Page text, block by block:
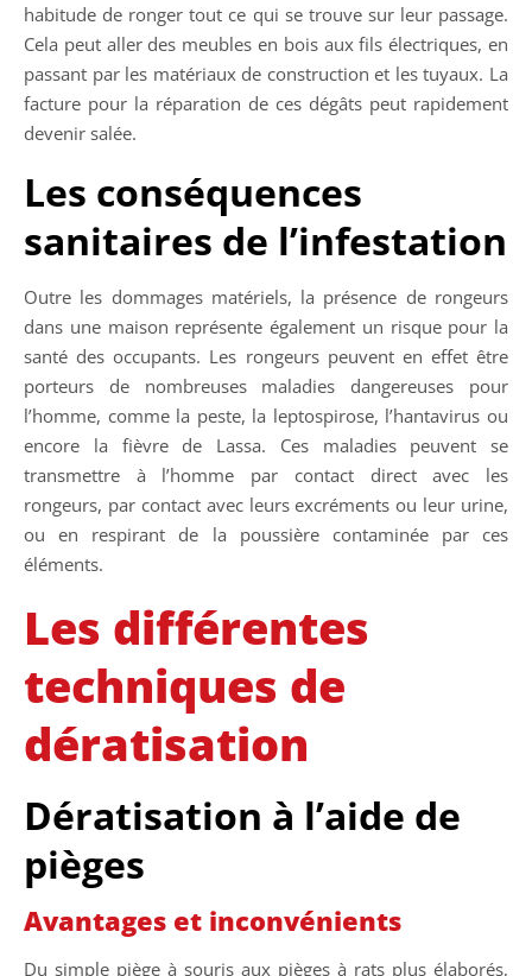
habitude de ronger tout ce qui se trouve sur leur passage.
Cela peut aller des meubles en bois aux fils électriques, en
passant par les matériaux de construction et les tuyaux. La
facture pour la réparation de ces dégâts peut rapidement
devenir salée.
Les conséquences
sanitaires de l’infestation
Outre les dommages matériels, la présence de rongeurs
dans une maison représente également un risque pour la
santé des occupants. Les rongeurs peuvent en effet être
porteurs de nombreuses maladies dangereuses pour
l’homme, comme la peste, la leptospirose, l’hantavirus ou
encore la fièvre de Lassa. Ces maladies peuvent se
transmettre à l’homme par contact direct avec les
rongeurs, par contact avec leurs excréments ou leur urine,
ou en respirant de la poussière contaminée par ces
éléments.
Les différentes
techniques de
dératisation
Dératisation à l’aide de
pièges
Avantages et inconvénients
Du simple piège à souris aux pièges à rats plus élaborés,